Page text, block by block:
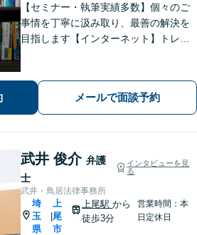
【セミナー・執筆実績多数】個々のご
事情を丁寧に汲み取り、最善の解決を
目指します【インターネット】トレン
題】検討段階、協議から訴訟まで。あ
らゆるフェーズに対応【上尾駅7分】
メールで面談予約
武井 俊介 弁護
士
インタビューを見
る
武井・鳥居法律事務所
埼
玉
県
上
尾
市
上尾駅から
徒歩3分
営業時間：本
日定休日